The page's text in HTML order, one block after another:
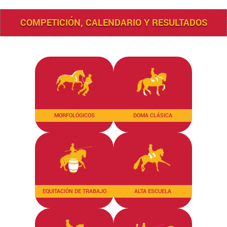
COMPETICIÓN, CALENDARIO Y RESULTADOS
MORFOLÓGICOS DOMA CLÁSICA
EQUITACIÓN DE TRABAJO ALTA ESCUELA